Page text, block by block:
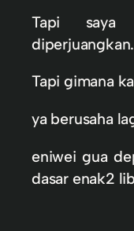
Tapi saya
diperjuangkan.
Tapi gimana
ya berusaha
eniwei gua
dasar enak2